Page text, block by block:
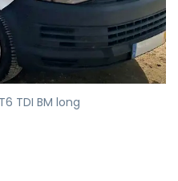
TDI BM long